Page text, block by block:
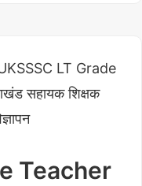
LT Grade
सहायक शिक्षक
Teacher